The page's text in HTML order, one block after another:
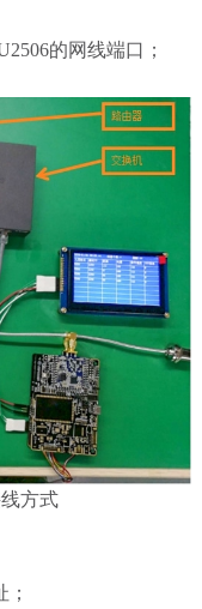
的网线端口；
方式